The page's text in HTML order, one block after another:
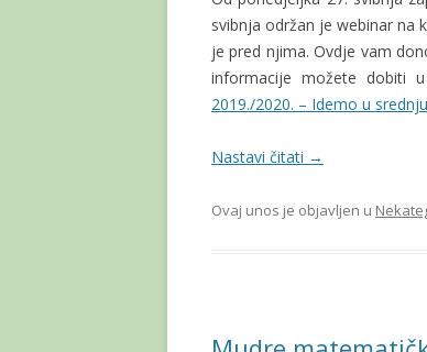
svibnja održan je webinar na
je pred njima. Ovdje vam
informacije možete dobiti
2019./2020. – Idemo u
Nastavi čitati →
Ovaj unos je objavljen u